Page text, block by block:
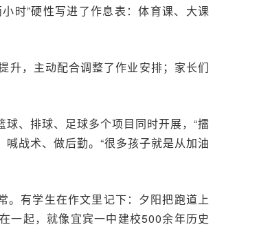
时”硬性写进了作息表：体育课、大课
升，主动配合调整了作业安排；家长们
、排球、足球多个项目同时开展，“擂
战术、做后勤。“很多孩子就是从加油
。有学生在作文里记下：夕阳把跑道上
一起，就像宜宾一中建校500余年历史